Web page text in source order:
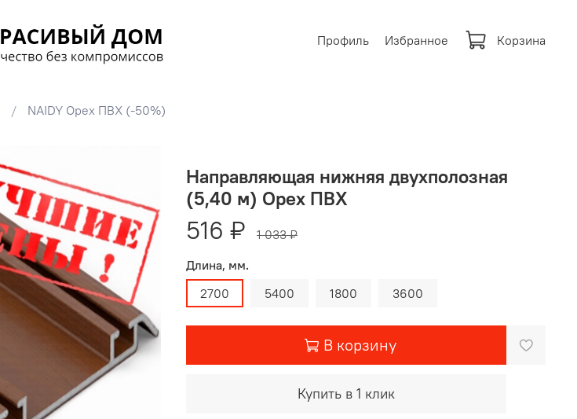
Профиль Избранное Корзина
NAIDY Орех ПВХ (-50%)
Направляющая нижняя двухполозная
(5,40 м) Орех ПВХ
516 ₽
1 033 ₽
Длина, мм.
2700
5400 1800 3600
В корзину
Купить в 1 клик